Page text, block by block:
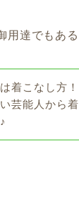
用達でもあ
着こなし方！
芸能人から